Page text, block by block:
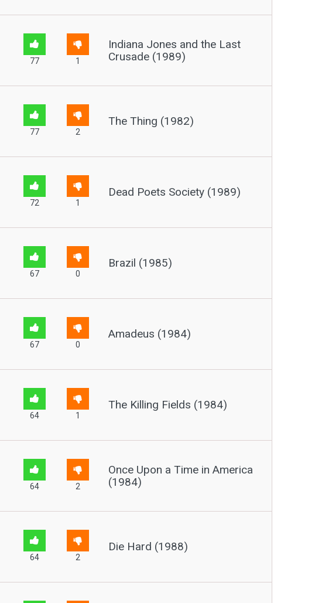
77 1
Indiana Jones and the Last
Crusade (1989)
77 2
The Thing (1982)
72 1
Dead Poets Society (1989)
67 0
Brazil (1985)
67 0
Amadeus (1984)
64 1
The Killing Fields (1984)
64 2
Once Upon a Time in America
(1984)
64 2
Die Hard (1988)